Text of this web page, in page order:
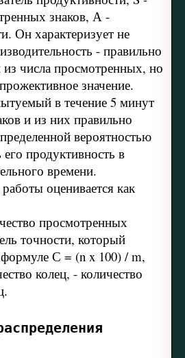
знаков, А -
Он характеризует не
- правильно
из числа просмотренных, но
значение.
в течение 5 минут
и из них правильно
вероятностью
продуктивность в
времени.
оценивается как
просмотренных
точности, который
формуле С = (n x 100) / m,
колец, - количество